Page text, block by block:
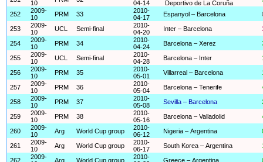
10
04-14
Deportivo de La Coruña
252
2009-
10
PRM 33
2010-
04-17
Espanyol – Barcelona
253
2009-
10
UCL Semi-final
2010-
04-20
Inter – Barcelona
254
2009-
10
PRM 34
2010-
04-24
Barcelona – Xerez
255
2009-
10
UCL Semi-final
2010-
04-28
Barcelona – Inter
256
2009-
10
PRM 35
2010-
05-01
Villarreal – Barcelona
257
2009-
10
PRM 36
2010-
05-04
Barcelona – Tenerife
258
2009-
10
PRM 37
2010-
05-08
Sevilla – Barcelona
259
2009-
10
PRM 38
2010-
05-16
Barcelona – Valladolid
260
2009-
10
Arg World Cup group
2010-
06-12
Nigeria – Argentina
261
2009-
10
Arg World Cup group
2010-
06-17
South Korea – Argentina
262
2009-
Arg World Cup group
2010-
Greece – Argentina